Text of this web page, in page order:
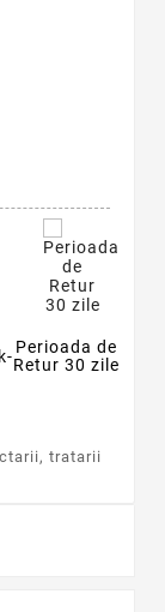
Perioada de
Retur 30 zile
tratarii